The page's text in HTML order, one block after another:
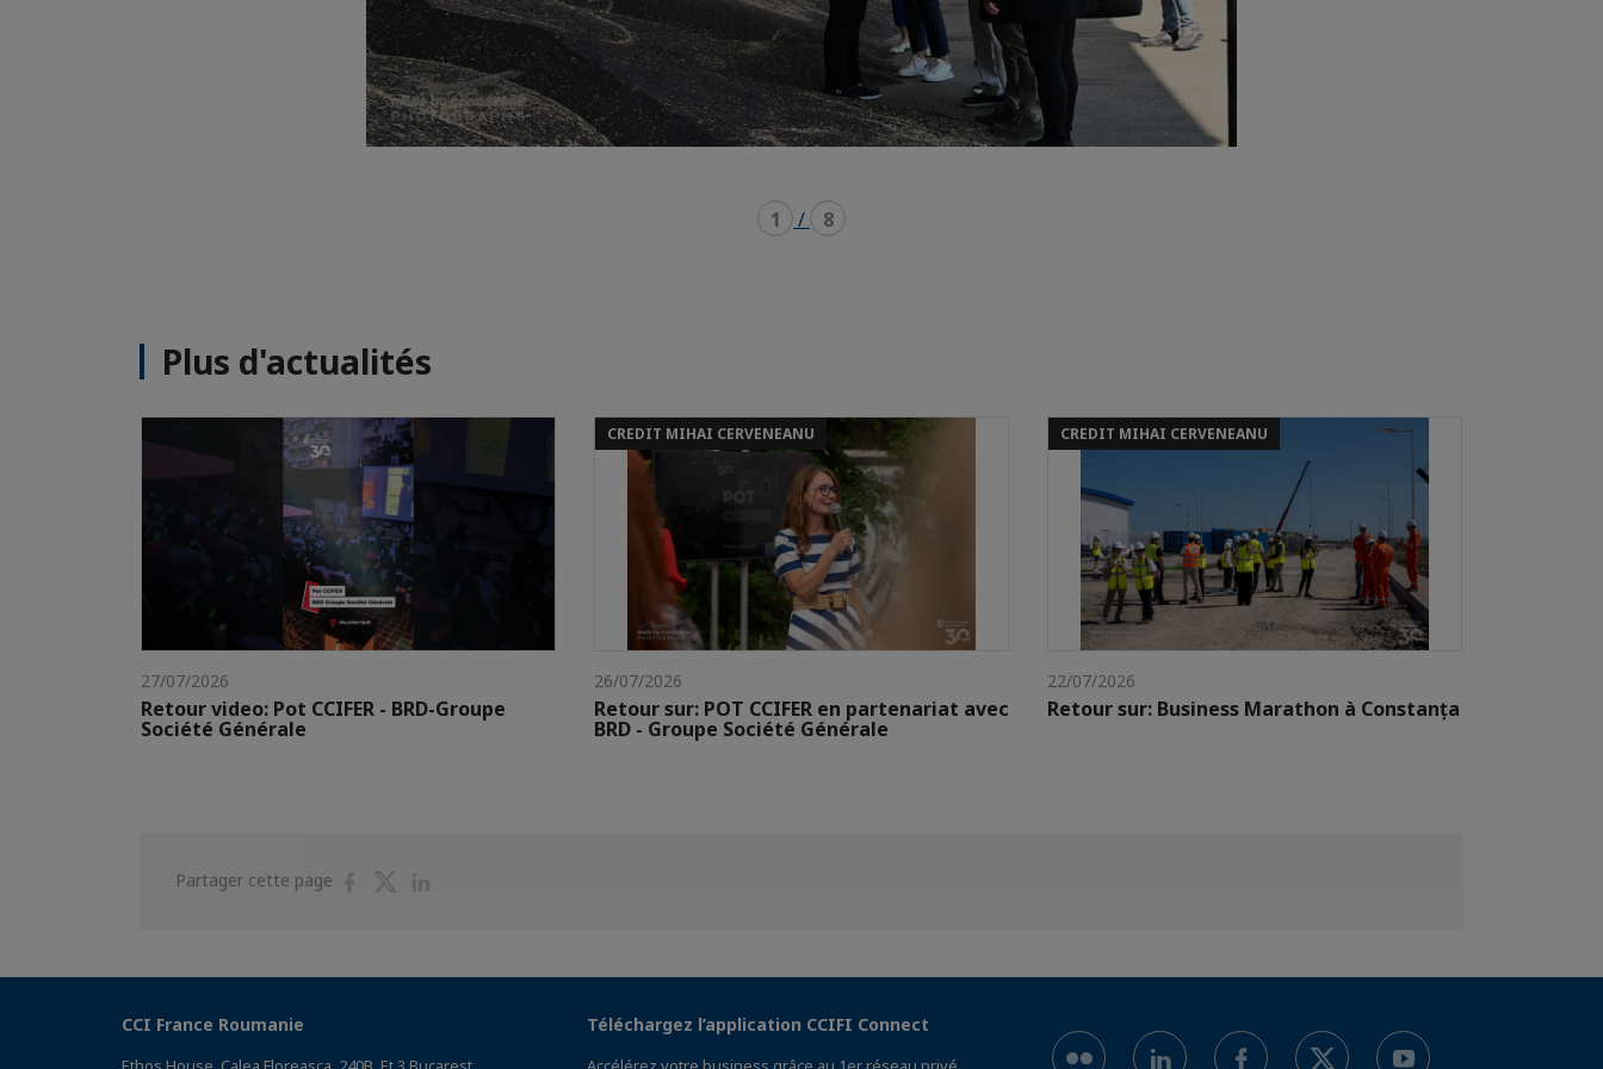
1 / 8
Plus d'actualités
27/07/2026
Retour video: Pot CCIFER - BRD-Groupe
Société Générale
CREDIT MIHAI CERVENEANU
26/07/2026
Retour sur: POT CCIFER en partenariat avec
BRD - Groupe Société Générale
CREDIT MIHAI CERVENEANU
22/07/2026
Retour sur: Business Marathon à Constanța
Partager cette page
PartagerPartager
CCI France Roumanie Téléchargez l’application CCIFI Connect